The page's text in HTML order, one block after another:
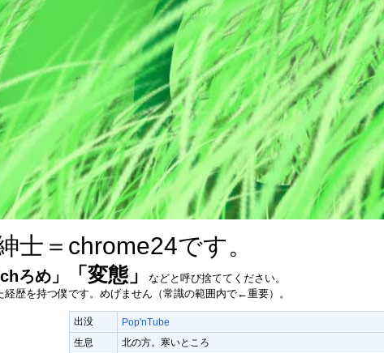
士＝chrome24です。
chろめ」 「変態」などと呼び捨ててください。
歴を持つ僕です。めげません（常識の範囲内で←重要）。
出没
Pop'nTube
生息
北の方。寒いところ